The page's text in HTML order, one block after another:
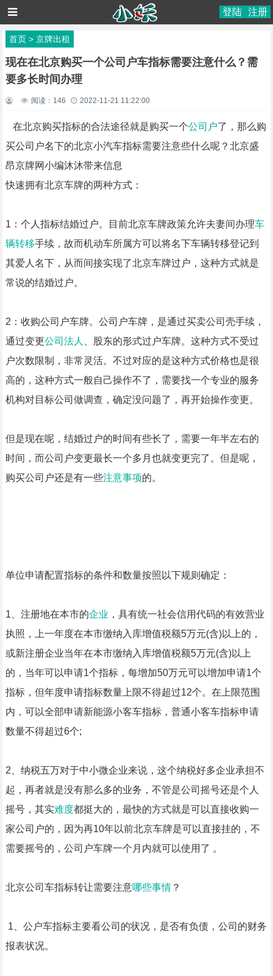
登陆 注册
首页> 京牌出租
现在在北京购买一个公司户车指标需要注意什么？需
要多长时间办理
阅读： 146 2022-11-21 11:22:00
在北京购买指标的合法途径就是购买一个公司户了，那么购
买公司户名下的北京小汽车指标需要注意些什么呢？北京盛
昂京牌网小编沐沐带来信息
快速拥有北京车牌的两种方式：
1：个人指标结婚过户。目前北京车牌政策允许夫妻间办理车
辆转移手续，故而机动车所属方可以将名下车辆转移登记到
其爱人名下，从而间接实现了北京车牌过户，这种方式就是
常说的结婚过户。
2：收购公司户车牌。公司户车牌，是通过买卖公司壳手续，
通过变更公司法人
、股东的形式过户车牌。这种方式不受过
户次数限制，非常灵活。不过对应的是这种方式价格也是很
高的，这种方式一般自己操作不了，需要找一个专业的服务
机构对目标公司做调查，确定没问题了，再开始操作变更。
但是现在呢，结婚过户的时间有些长了，需要一年半左右的
时间，而公司户变更最长一个多月也就变更完了。但是呢，
购买公司户还是有一些注意事项的。
单位申请配置指标的条件和数量按照以下规则确定：
1、注册地在本市的企业 ，具有统一社会信用代码的有效营业
执照，上一年度在本市缴纳入库增值税额5万元(含)以上的，
或新注册企业当年在本市缴纳入库增值税额5万元(含)以上
的，当年可以申请1个指标，每增加50万元可以增加申请1个
指标，但年度申请指标数量上限不得超过12个。在上限范围
内，可以全部申请新能源小客车指标，普通小客车指标申请
数量不得超过6个;
2、纳税五万对于中小微企业来说，这个纳税好多企业承担不
起，再者就是没有那么多的业务，不管是公司摇号还是个人
摇号，其实难度都挺大的，最快的方式就是可以直接收购一
家公司户的，因为再10年以前北京车牌是可以直接挂的，不
需要摇号的，公司户车牌一个月内就可以使用了 。
北京公司车指标转让需要注意哪些事情？
1、公户车指标主要看公司的状况，是否有负债，公司的财务
报表状况。